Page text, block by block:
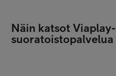
Näin katsot Viaplay-
suoratoistopalvelua